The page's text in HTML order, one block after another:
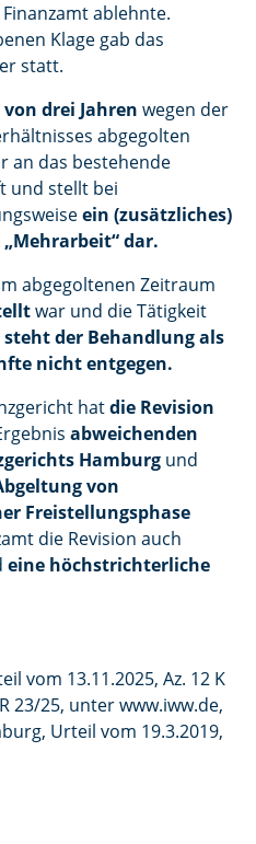
Finanzamt ablehnte.
Klage gab das
statt.
drei Jahren wegen der
abgegolten
an das bestehende
und stellt bei
ein (zusätzliches)
dar.
abgegoltenen Zeitraum
war und die Tätigkeit
steht der Behandlung als
nicht entgegen.
hatdie Revision
abweichenden
Hamburg und
von
Freistellungsphase
die Revision auch
eine höchstrichterliche
vom 13.11.2025, Az. 12 K
23/25, unter www.iww.de,
Urteil vom 19.3.2019,